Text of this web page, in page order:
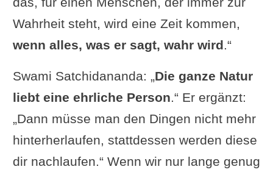
verrichten.“
Wim van den Dungen (buddhistischer
Kommentar zum Yogasutra): „Wenn
Wahrheit steht, wird eine Zeit kommen,
wenn alles, was er sagt, wahr wird.“
Swami Satchidananda: „Die ganze Natur
liebt eine ehrliche Person.“ Er ergänzt:
„Dann müsse man den Dingen nicht mehr
hinterherlaufen, stattdessen werden diese
dir nachlaufen.“ Wenn wir nur lange genug